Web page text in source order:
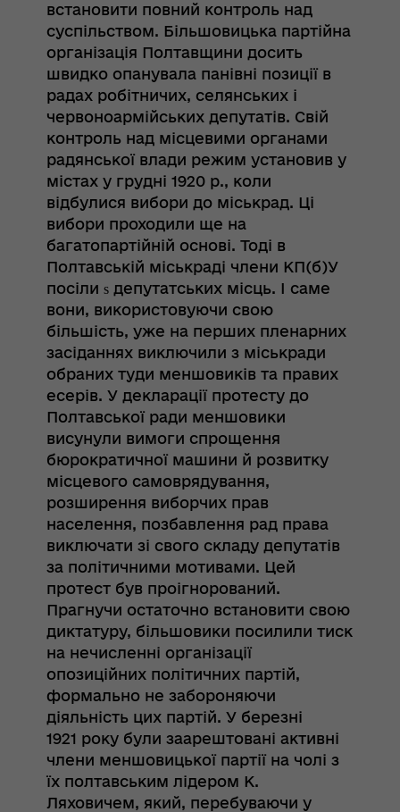
встановити повний контроль над
суспільством. Більшовицька партійна
організація Полтавщини досить
швидко опанувала панівні позиції в
радах робітничих, селянських і
червоноармійських депутатів. Свій
контроль над місцевими органами
радянської влади режим установив у
містах у грудні 1920 р., коли
відбулися вибори до міськрад. Ці
вибори проходили ще на
багатопартійній основі. Тоді в
Полтавській міськраді члени КП(б)У
посіли ѕ депутатських місць. І саме
вони, використовуючи свою
більшість, уже на перших пленарних
засіданнях виключили з міськради
обраних туди меншовиків та правих
есерів. У декларації протесту до
Полтавської ради меншовики
висунули вимоги спрощення
бюрократичної машини й розвитку
місцевого самоврядування,
розширення виборчих прав
населення, позбавлення рад права
виключати зі свого складу депутатів
за політичними мотивами. Цей
протест був проігнорований.
Прагнучи остаточно встановити свою
диктатуру, більшовики посилили тиск
на нечисленні організації
опозиційних політичних партій,
формально не забороняючи
діяльність цих партій. У березні
1921 року були заарештовані активні
члени меншовицької партії на чолі з
їх полтавським лідером К.
Ляховичем, який, перебуваючи у